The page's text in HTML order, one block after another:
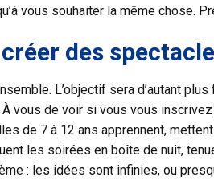
vous souhaiter la même chose.
des
L’objectif sera d’autant
vous de voir si vous vous
de 7 à 12 ans apprennent,
les soirées en boîte de nuit,
: les idées sont infinies, ou